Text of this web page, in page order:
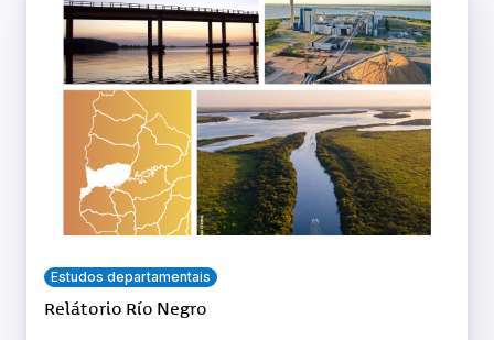
Estudos departamentais
Relátorio Río Negro